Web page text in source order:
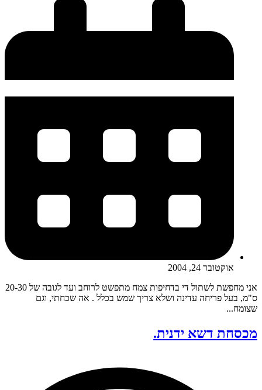
אוקטובר 24, 2004
אני מחפשת לשתול די בדחיפות צמח מתפשט לרוחב ועד לגובה של 20-30
ס"מ, בעל פריחה עדינה ושלא צריך שמש בכלל . אה שכחתי, וגם
שצומח...
מכסחת דשא ידנית.